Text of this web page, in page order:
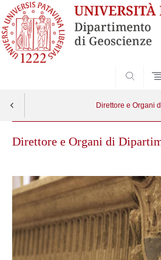
Direttore e Organi
Direttore e Organi di